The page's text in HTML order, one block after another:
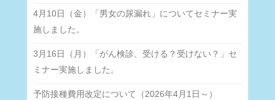
4月10日（金）「男女の尿漏れ」についてセミナー実
施しました。
3月16日（月）「がん検診、受ける？受けない？」セ
ミナー実施しました。
予防接種費用改定について（2026年4月1日～）